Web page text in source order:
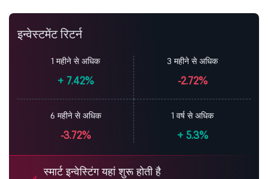
इन्वेस्टमेंट रिटर्न
1 महीने से अधिक
+7.42%
3 महीने से अधिक
-2.72%
6 महीने से अधिक
-3.72%
1 वर्ष से अधिक
+5.3%
स्मार्ट इन्वेस्टिंग यहां शुरू होती है